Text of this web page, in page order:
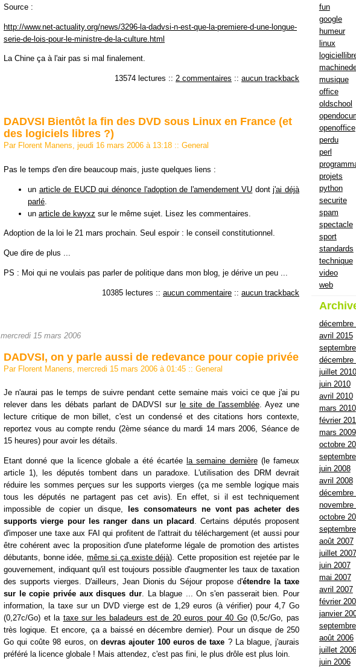
Source :
http://www.net-actuality.org/news/3296-la-dadvsi-n-est-que-la-premiere-d-une-longue-
serie-de-lois-pour-le-ministre-de-la-culture.html
La Chine ça à l'air pas si mal finalement.
13574 lectures :: 2 commentaires :: aucun trackback
DADVSI Bientôt la fin des DVD sous Linux en France (et
des logiciels libres ?)
Par Florent Manens, jeudi 16 mars 2006 à 13:18 :: General
Pas le temps d'en dire beaucoup mais, juste quelques liens :
un article de EUCD qui dénonce l'adoption de l'amendement VU dontj'ai déjà
parlé
un article de kwyxz sur le même sujet. Lisez les commentaires.
Adoption de la loi le 21 mars prochain. Seul espoir : le conseil constitutionnel.
Que dire de plus ...
PS : Moi qui ne voulais pas parler de politique dans mon blog, je dérive un peu ...
10385 lectures :: aucun commentaire :: aucun trackback
mercredi 15 mars 2006
DADVSI, on y parle aussi de redevance pour copie privée
Par Florent Manens, mercredi 15 mars 2006 à 01:45 :: General
Je n'aurai pas le temps de suivre pendant cette semaine mais voici ce que j'ai pu
relever dans les débats parlant de DADVSI sur le site de l'assemblée. Ayez une
lecture critique de mon billet, c'est un condensé et des citations hors contexte,
reportez vous au compte rendu (2ème séance du mardi 14 mars 2006, Séance de
15 heures) pour avoir les détails.
Etant donné que la licence globale a été écartée la semaine dernière(le fameux
article 1), les députés tombent dans un paradoxe. L'utilisation des DRM devrait
réduire les sommes perçues sur les supports vierges (ça me semble logique mais
tous les députés ne partagent pas cet avis). En effet, si il est techniquement
impossible de copier un disque,
les consomateurs ne vont pas acheter des
supports vierge pour les ranger dans un placard . Certains députés proposent
d'imposer une taxe aux FAI qui profitent de l'attrait du téléchargement (et aussi pour
être cohérent avec la proposition d'une plateforme légale de promotion des artistes
débutants, bonne idée, même si ça existe déjà). Cette proposition est rejetée par le
gouvernement, indiquant qu'il est toujours possible d'augmenter les taux de taxation
des supports vierges. D'ailleurs, Jean Dionis du Séjour propose d'étendre la taxe
sur le copie privée aux disques dur. La blague ... On s'en passerait bien. Pour
information, la taxe sur un DVD vierge est de 1,29 euros (à vérifier) pour 4,7 Go
(0,27c/Go) et la taxe sur les baladeurs est de 20 euros pour 40 Go(0,5c/Go, pas
très logique. Et encore, ça a baissé en décembre dernier). Pour un disque de 250
Go qui coûte 98 euros, on devras ajouter 100 euros de taxe ? La blague, j'aurais
préféré la licence globale ! Mais attendez, c'est pas fini, le plus drôle est plus loin.
fun
google
humeur
linux
musique
office
oldschool
openoffice
perdu
perl
projets
python
securite
spam
spectacle
sport
standards
technique
video
web
décembre
avril 2015
décembre
juillet 2010
juin 2010
avril 2010
mars 2010
février
mars 2009
octobre
juin 2008
avril 2008
décembre
novembre
octobre
août 2007
juillet 2007
juin 2007
mai 2007
avril 2007
février
janvier
août 2006
juillet 2006
juin 2006